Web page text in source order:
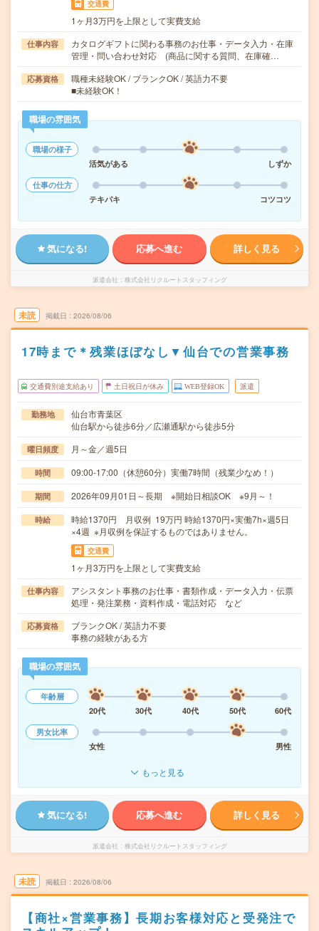
交通費
1ヶ月3万円を上限として実費支給
仕事内容
カタログギフトに関わる事務のお仕事・データ入力・在庫
管理・問い合わせ対応 (商品に関する質問、在庫確…
応募資格
職種未経験OK / ブランクOK / 英語力不要
■未経験OK！
職場の雰囲気
職場の様子
活気がある
しずか
仕事の仕方
テキパキ
コツコツ
気になる! 応募へ進む 詳しく見る
派遣会社 株式会社リクルートスタッフィング
未読 掲載日 2026/08/06
17時まで＊残業ほぼなし▼仙台での営業事務
交通費別途支給あり 土日祝日が休み WEB登録OK 派遣
勤務地
仙台市青葉区
仙台駅から徒歩6分／広瀬通駅から徒歩5分
曜日頻度 月～金／週5日
時間 09:00-17:00（休憩60分）実働7時間（残業少なめ！）
期間 2026年09月01日～長期 ※開始日相談OK ※9月～！
時給
時給1370円 月収例 19万円 時給1370円×実働7h×週5日
×4週 ※月収例を保証するものではありません。
交通費
1ヶ月3万円を上限として実費支給
仕事内容
アシスタント事務のお仕事・書類作成・データ入力・伝票
処理・発注業務・資料作成・電話対応 など
応募資格
ブランクOK / 英語力不要
事務の経験がある方
職場の雰囲気
年齢層
20代
30代 40代 50代
60代
男女比率
女性
男性
もっと見る
気になる! 応募へ進む 詳しく見る
派遣会社 株式会社リクルートスタッフィング
未読 掲載日 2026/08/06
【商社×営業事務】長期お客様対応と受発注で